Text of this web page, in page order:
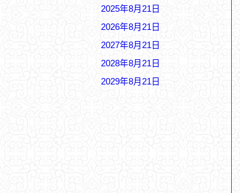
2025年8月21日
2026年8月21日
2027年8月21日
2028年8月21日
2029年8月21日